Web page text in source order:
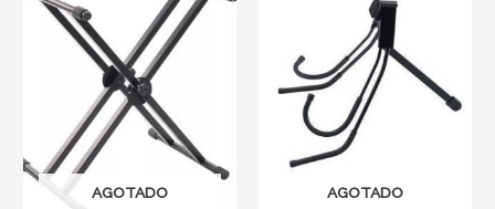
AGOTADO AGOTADO